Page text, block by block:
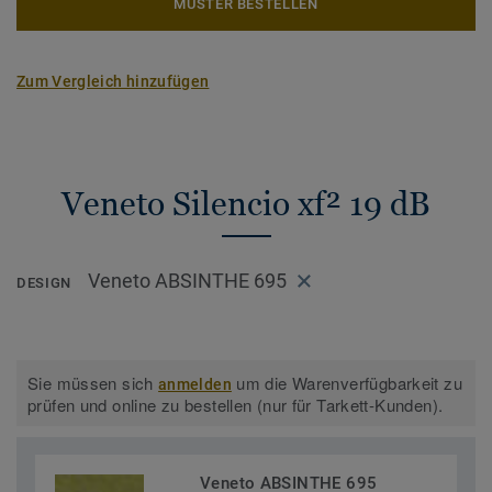
MUSTER BESTELLEN
Zum Vergleich hinzufügen
Veneto Silencio xf² 19 dB
DESIGN Veneto ABSINTHE 695
Sie müssen sichanmelden um die Warenverfügbarkeit zu
prüfen und online zu bestellen (nur für Tarkett-Kunden).
Veneto ABSINTHE 695